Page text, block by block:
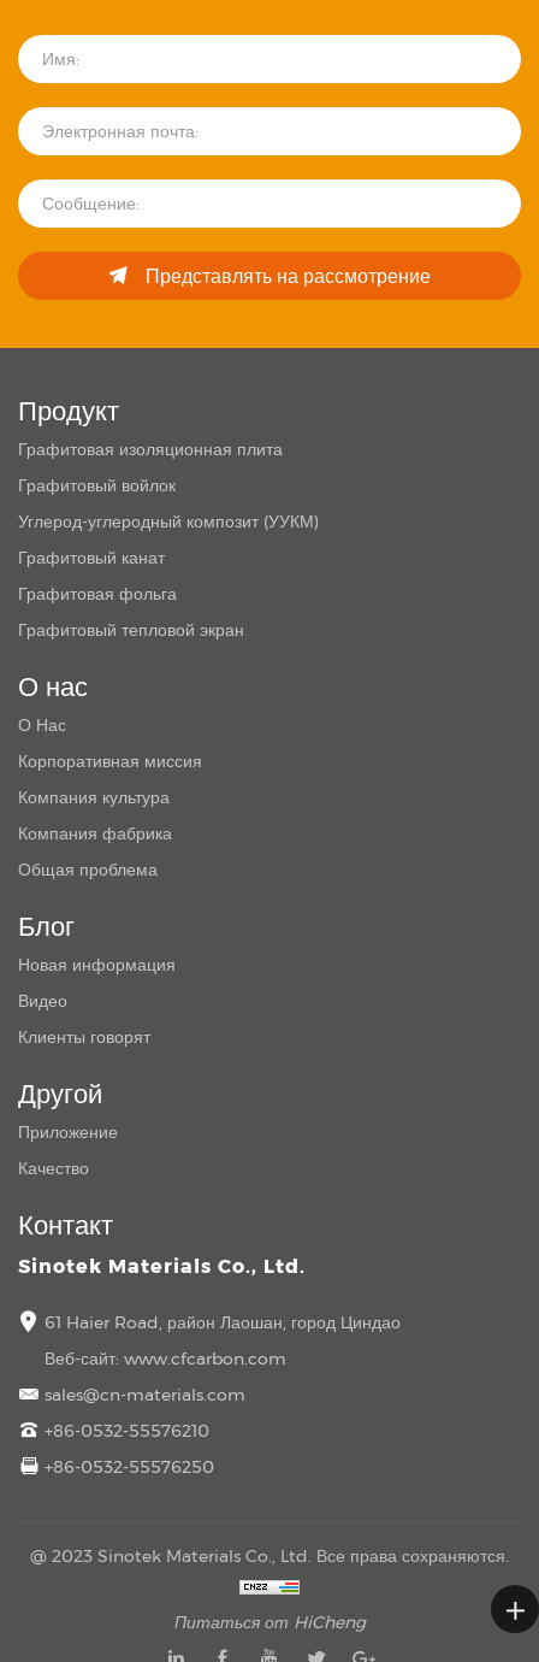
Представлять на рассмотрение
Продукт
Графитовая изоляционная плита
Графитовый войлок
Углерод-углеродный композит (УУКМ)
Графитовый канат
Графитовая фольга
Графитовый тепловой экран
О нас
О Нас
Корпоративная миссия
Компания культура
Компания фабрика
Общая проблема
Блог
Новая информация
Видео
Клиенты говорят
Другой
Приложение
Качество
Контакт
Sinotek Materials Co., Ltd.
61 Haier Road, район Лаошан, город Циндао
Веб-сайт: www.cfcarbon.com
sales@cn-materials.com
+86-0532-55576210
+86-0532-55576250
@ 2023 Sinotek Materials Co., Ltd. Все права сохраняются.
Питаться от HiCheng